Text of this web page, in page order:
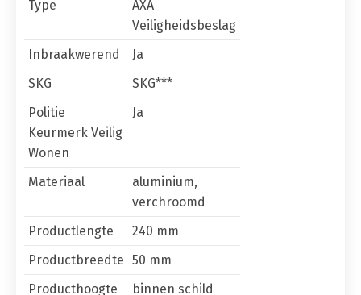
Type
AXA
Veiligheidsbeslag
Inbraakwerend
Ja
SKG
SKG***
Politie
Keurmerk Veilig
Wonen
Ja
Materiaal
aluminium,
verchroomd
Productlengte
240 mm
Productbreedte 50 mm
Producthoogte
binnen schild